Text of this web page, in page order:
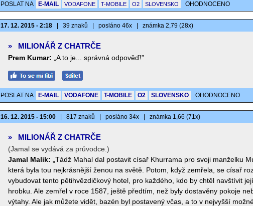
POSLAT NA E-MAIL VODAFONE T-MOBILE O2 SLOVENSKO OHODNOCENO
17. 12. 2015 - 2:18 39 znaků posláno 46x známka 2,79 (28x)
» MILIONÁŘ Z CHATRČE
Prem Kumar: „A to je... správná odpověď!”
POSLAT NA E-MAIL VODAFONE T-MOBILE O2 SLOVENSKO OHODNOCENO
16. 12. 2015 - 15:00 817 znaků posláno 34x známka 1,66 (71x)
» MILIONÁŘ Z CHATRČE
(Jamal se vydává za průvodce.)
Jamal Malik:
„Tádž Mahal dal postavit císař Khurrama pro svoji manželku
která byla tou nejkrásnější ženou na světě. Potom, když zemřela, se císař
vybudovat tento pětihvězdičkový hotel, pro každého, kdo by chtěl navštívit její
hrobku. Ale zemřel v roce 1587, ještě předtím, než byly dostavěny pokoje
výtahy. Ale jak můžete vidět, bazén byl postavený včas, a to v nejvyšší